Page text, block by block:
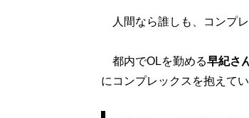
人間なら誰しも、コンプレ
都内でOLを勤める早紀さ
にコンプレックスを抱えてい